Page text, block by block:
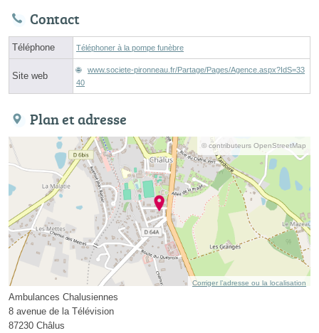
Contact
Téléphone Téléphoner à la pompe funèbre
Site web
www.societe-pironneau.fr/Partage/Pages/Agence.aspx?IdS=33
40
Plan et adresse
© contributeurs OpenStreetMap
Corriger l’adresse ou la localisation
Ambulances Chalusiennes
8 avenue de la Télévision
87230 Châlus